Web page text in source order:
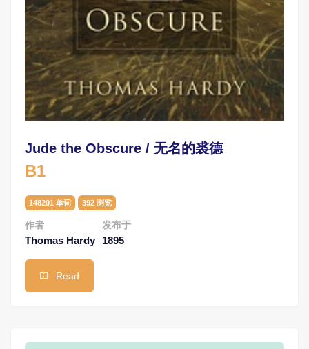
Jude the Obscure / 无名的裘德
B1
148201 单词 392 浏览
作者
Thomas Hardy
发布于
1895
Read